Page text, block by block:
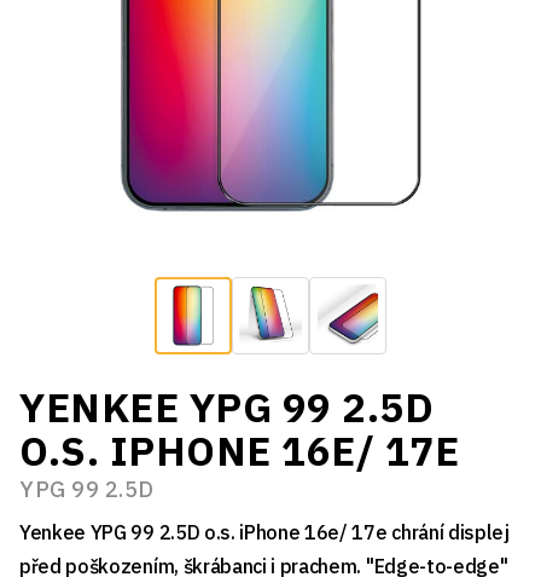
YENKEE YPG 99 2.5D
O.S. IPHONE 16E/ 17E
YPG 99 2.5D
Yenkee YPG 99 2.5D o.s. iPhone 16e/ 17e chrání displej
před poškozením, škrábanci i prachem. "Edge-to-edge"